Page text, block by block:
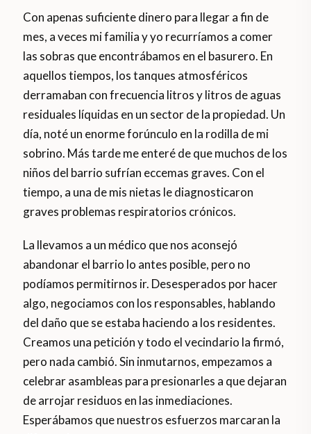
Con apenas suficiente dinero para llegar a fin de
mes, a veces mi familia y yo recurríamos a comer
las sobras que encontrábamos en el basurero. En
aquellos tiempos, los tanques atmosféricos
derramaban con frecuencia litros y litros de aguas
residuales líquidas en un sector de la propiedad. Un
día, noté un enorme forúnculo en la rodilla de mi
sobrino. Más tarde me enteré de que muchos de los
niños del barrio sufrían eccemas graves. Con el
tiempo, a una de mis nietas le diagnosticaron
graves problemas respiratorios crónicos.
La llevamos a un médico que nos aconsejó
abandonar el barrio lo antes posible, pero no
podíamos permitirnos ir. Desesperados por hacer
algo, negociamos con los responsables, hablando
del daño que se estaba haciendo a los residentes.
Creamos una petición y todo el vecindario la firmó,
pero nada cambió. Sin inmutarnos, empezamos a
celebrar asambleas para presionarles a que dejaran
de arrojar residuos en las inmediaciones.
Esperábamos que nuestros esfuerzos marcaran la